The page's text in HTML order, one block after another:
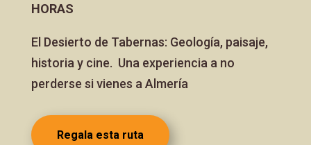
HORAS
El Desierto de Tabernas: Geología, paisaje,
historia y cine. Una experiencia a no
perderse si vienes a Almería
Regala esta ruta